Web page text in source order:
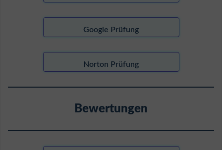
Google Prüfung
Norton Prüfung
Bewertungen